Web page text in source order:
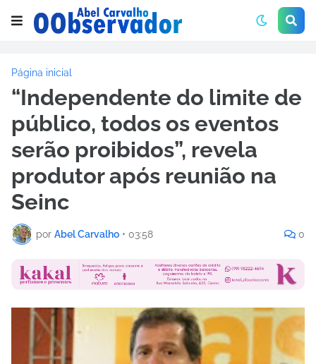
Página inicial
“Independente do limite de
público, todos os eventos
serão proibidos”, revela
produtor após reunião na
Seinc
por Abel Carvalho • 03:58 0